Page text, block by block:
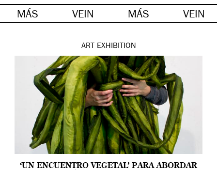
MÁS VEIN MÁS VEIN
ART EXHIBITION
‘UN ENCUENTRO VEGETAL’ PARA ABORDAR